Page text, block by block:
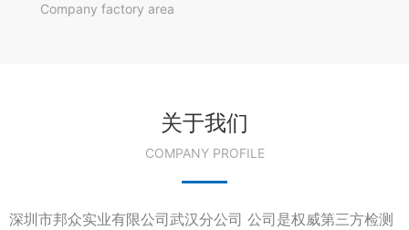
Company factory area
关于我们
COMPANY PROFILE
深圳市邦众实业有限公司武汉分公司 公司是权威第三方检测